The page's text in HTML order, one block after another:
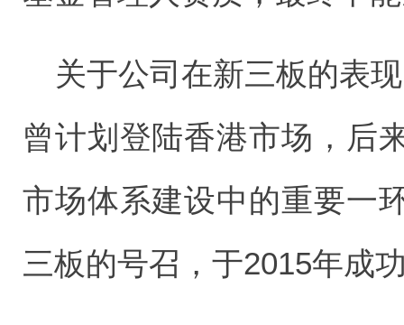
关于公司在新三板的表
曾计划登陆香港市场，后
市场体系建设中的重要一
三板的号召，于2015年成